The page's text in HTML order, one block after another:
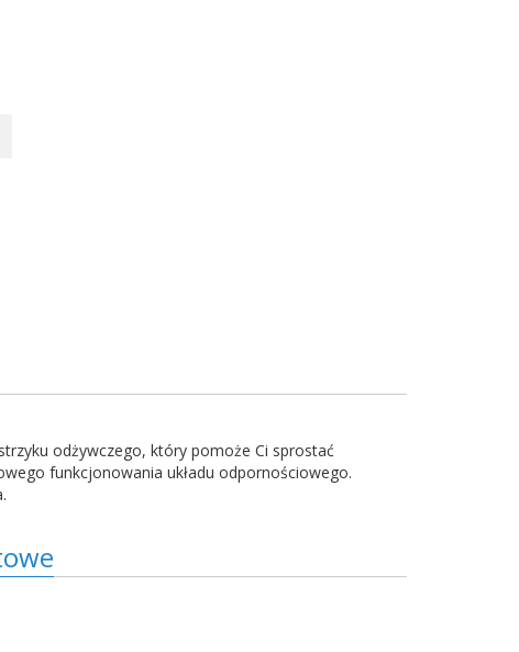
odżywczego, który pomoże Ci sprostać
funkcjonowania układu odpornościowego.